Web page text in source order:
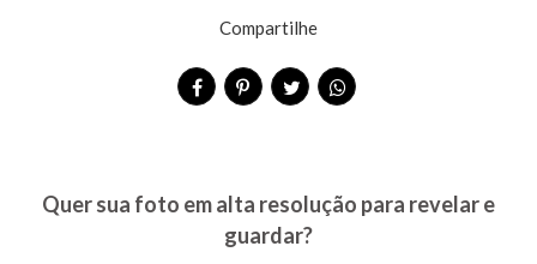
Compartilhe
Quer sua foto em alta resolução para revelar e
guardar?